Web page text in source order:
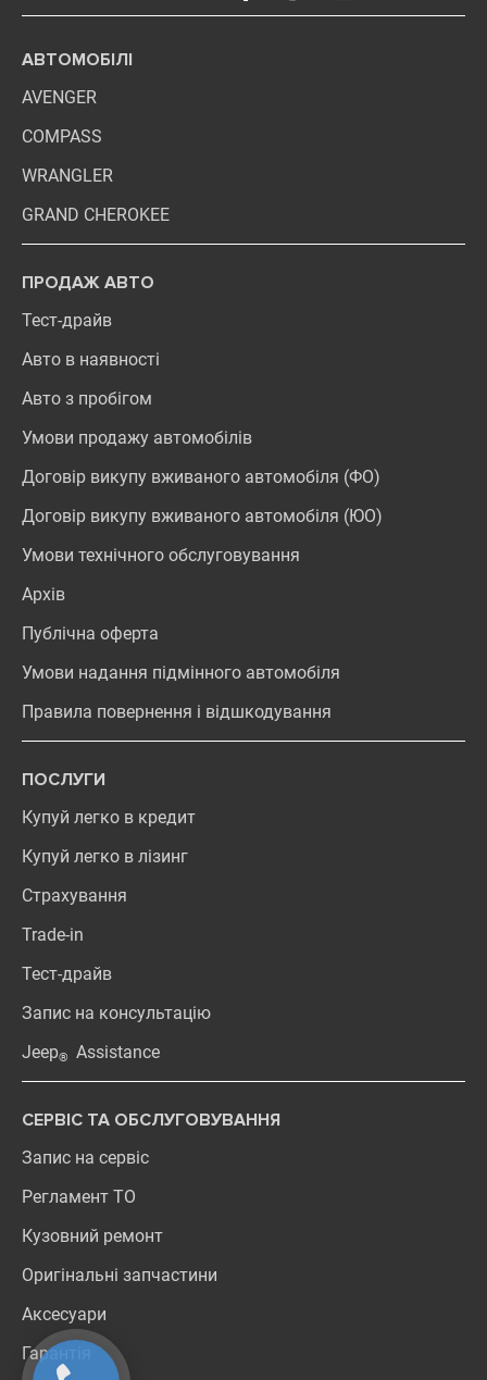
АВТОМОБІЛІ
AVENGER
COMPASS
WRANGLER
GRAND CHEROKEE
ПРОДАЖ АВТО
Тест-драйв
Авто в наявності
Авто з пробігом
Умови продажу автомобілів
Договір викупу вживаного автомобіля (ФО)
Договір викупу вживаного автомобіля (ЮО)
Умови технічного обслуговування
Архів
Публічна оферта
Умови надання підмінного автомобіля
Правила повернення і відшкодування
ПОСЛУГИ
Купуй легко в кредит
Купуй легко в лізинг
Страхування
Trade-in
Тест-драйв
Запис на консультацію
Jeep® Assistance
СЕРВІС ТА ОБСЛУГОВУВАННЯ
Запис на сервіс
Регламент ТО
Кузовний ремонт
Оригінальні запчастини
Аксесуари
Гарантія